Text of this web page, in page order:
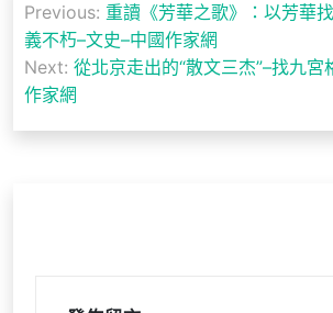
章
導
覽
Previous: 重讀《芳華之歌》：以芳華
義不朽–文史–中國作家網
Next: 從北京走出的“散文三杰”–找九宮
作家網